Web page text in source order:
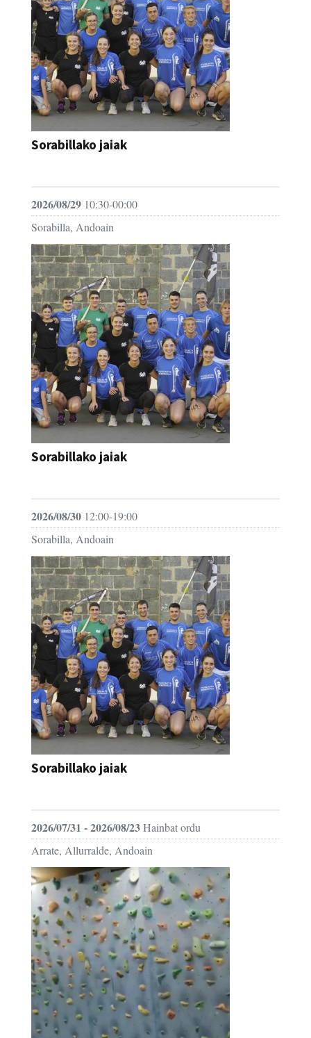
Sorabillako jaiak
2026/08/29 10:30-00:00
Sorabilla, Andoain
Sorabillako jaiak
2026/08/30 12:00-19:00
Sorabilla, Andoain
Sorabillako jaiak
2026/07/31 - 2026/08/23Hainbat ordu
Arrate, Allurralde, Andoain